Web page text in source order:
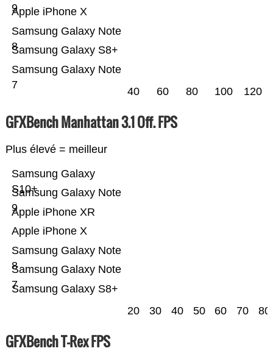
Samsung Galaxy Note
7
Samsung Galaxy S8+
Samsung Galaxy Note
8
Apple iPhone X
9
40 60 80 100 120
GFXBench Manhattan 3.1 Off. FPS
Plus élevé = meilleur
Samsung Galaxy S8+
Samsung Galaxy Note
7
Samsung Galaxy Note
8
Apple iPhone X
Apple iPhone XR
Samsung Galaxy Note
9
Samsung Galaxy
S10+
20 30 40 50 60 70 80
GFXBench T-Rex FPS